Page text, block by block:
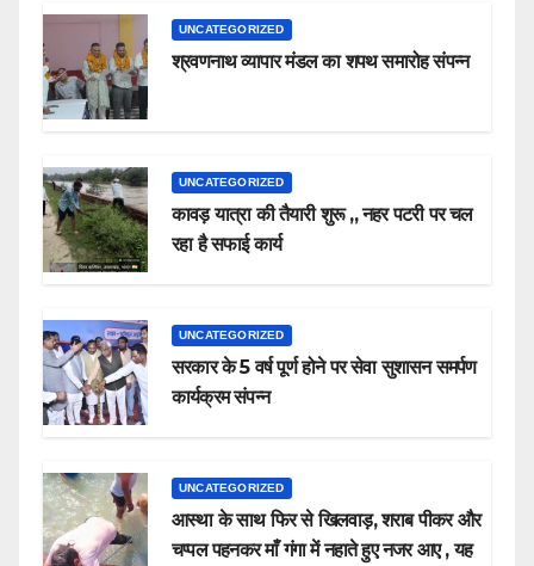
UNCATEGORIZED
श्रवणनाथ व्यापार मंडल का शपथ समारोह संपन्न
UNCATEGORIZED
कावड़ यात्रा की तैयारी शुरू ,, नहर पटरी पर चल
रहा है सफाई कार्य
UNCATEGORIZED
सरकार के 5 वर्ष पूर्ण होने पर सेवा सुशासन समर्पण
कार्यक्रम संपन्न
UNCATEGORIZED
आस्था के साथ फिर से खिलवाड़, शराब पीकर और
चप्पल पहनकर माँ गंगा में नहाते हुए नजर आए , यह